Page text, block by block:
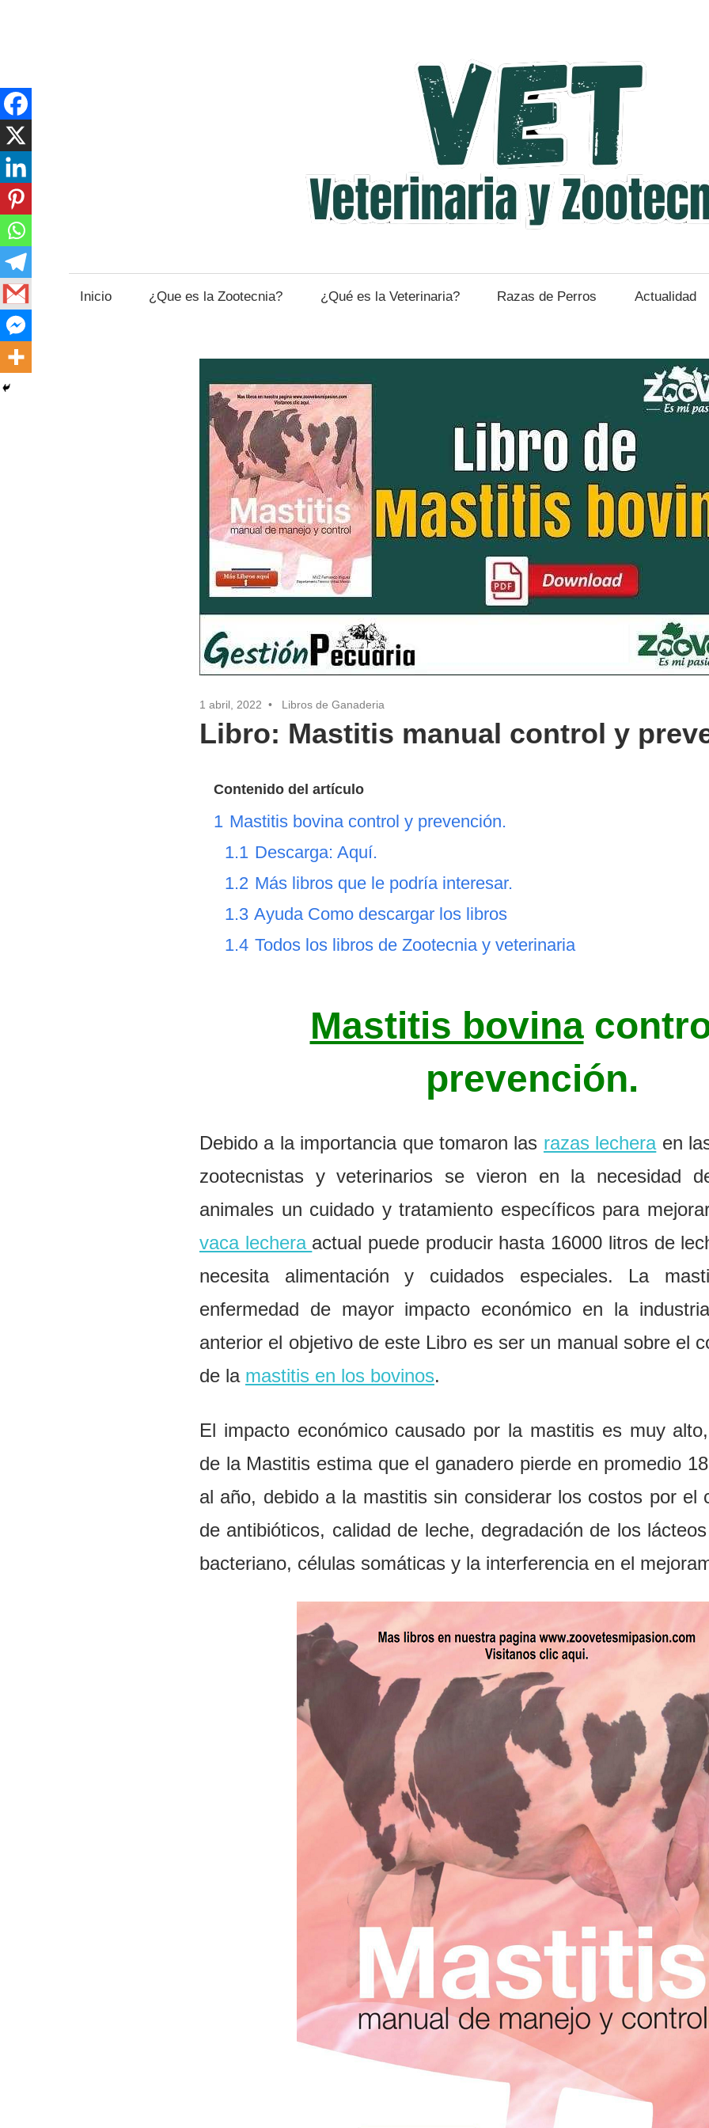
Inicio ¿Que es la Zootecnia? ¿Qué es la Veterinaria? Razas de Perros Actualidad
1 abril, 2022 Libros de Ganaderia
Libro: Mastitis manual control y
Contenido del artículo
1 Mastitis bovina control y prevención.
1.1 Descarga: Aquí.
1.2 Más libros que le podría interesar.
1.3 Ayuda Como descargar los libros
1.4 Todos los libros de Zootecnia y veterinaria
Mastitis bovina
prevención.
Debido a la importancia que tomaron las razas lecheraen
zootecnistas y veterinarios se vieron en la necesidad
animales un cuidado y tratamiento específicos para
vaca lechera actual puede producir hasta 16000 litros de lec
necesita alimentación y cuidados especiales. La mast
enfermedad de mayor impacto económico en la industri
anterior el objetivo de este Libro es ser un manual sobre el
de la mastitis en los bovinos.
El impacto económico causado por la mastitis es muy alto,
de la Mastitis estima que el ganadero pierde en promedio
al año, debido a la mastitis sin considerar los costos por el
de antibióticos, calidad de leche, degradación de los lácteos
bacteriano, células somáticas y la interferencia en el